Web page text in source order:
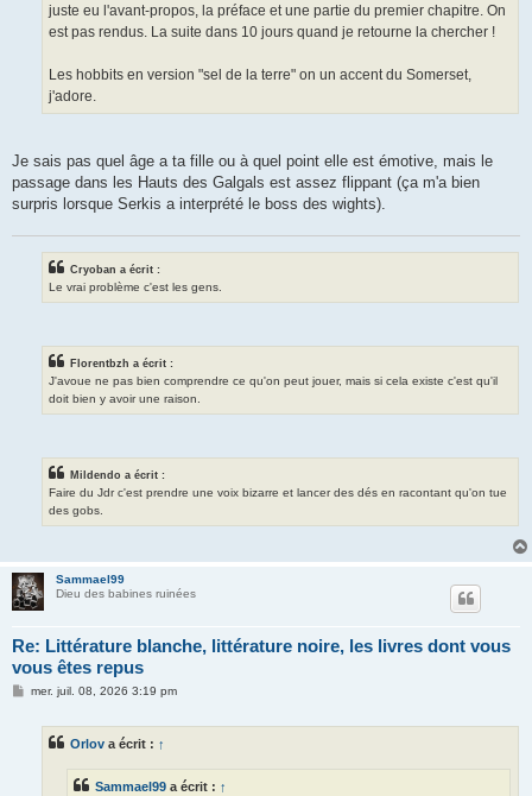
juste eu l'avant-propos, la préface et une partie du premier chapitre. On
est pas rendus. La suite dans 10 jours quand je retourne la chercher !
Les hobbits en version "sel de la terre" on un accent du Somerset,
j'adore.
Je sais pas quel âge a ta fille ou à quel point elle est émotive, mais le
passage dans les Hauts des Galgals est assez flippant (ça m'a bien
surpris lorsque Serkis a interprété le boss des wights).
Cryoban a écrit :
Le vrai problème c'est les gens.
Florentbzh a écrit :
J'avoue ne pas bien comprendre ce qu'on peut jouer, mais si cela existe c'est qu'il
doit bien y avoir une raison.
Mildendo a écrit :
Faire du Jdr c'est prendre une voix bizarre et lancer des dés en racontant qu'on tue
des gobs.
Sammael99
Dieu des babines ruinées
Re: Littérature blanche, littérature noire, les livres dont vous
vous êtes repus
Mmer. juil. 08, 2026 3:19 pm
Orlov a écrit : ↑
Sammael99 a écrit : ↑